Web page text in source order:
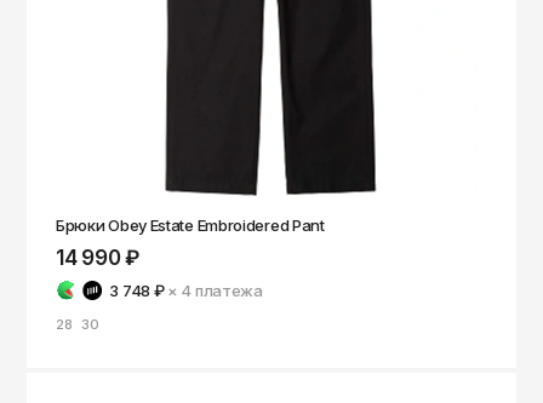
Брюки Obey Estate Embroidered Pant
14 990 ₽
3 748 ₽ × 4платежа
28 30